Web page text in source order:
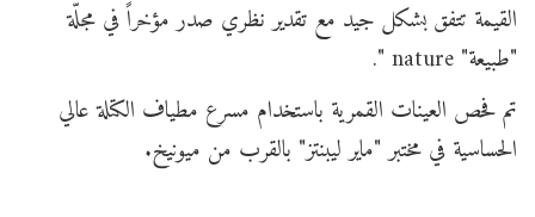
القيمة تتفق بشكل جيد مع تقدير نظري صدر مؤخراً في مجلّة
"طبيعة" nature ".
تم فحص العينات القمرية باستخدام مسرع مطياف الكتلة عالي
الحساسية في مختبر "ماير ليبنتز" بالقرب من ميونيخ.